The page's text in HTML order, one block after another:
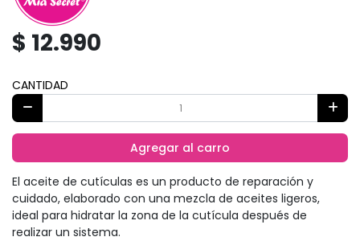
$ 12.990
CANTIDAD
Agregar al carro
El aceite de cutículas es un producto de reparación y
cuidado, elaborado con una mezcla de aceites ligeros,
ideal para hidratar la zona de la cutícula después de
realizar un sistema.